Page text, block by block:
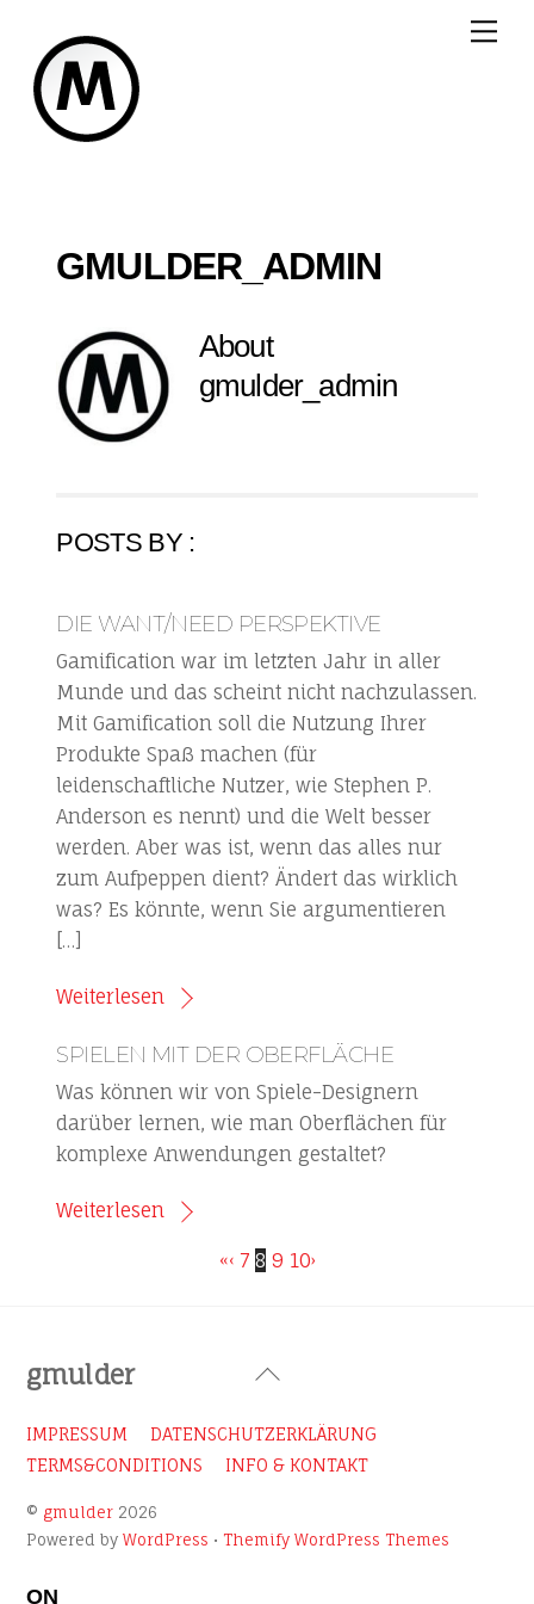
content
GMULDER_ADMIN
About
gmulder_admin
POSTS BY :
DIE WANT/NEED PERSPEKTIVE
Gamification war im letzten Jahr in aller
Munde und das scheint nicht nachzulassen.
Mit Gamification soll die Nutzung Ihrer
Produkte Spaß machen (für
leidenschaftliche Nutzer, wie Stephen P.
Anderson es nennt) und die Welt besser
werden. Aber was ist, wenn das alles nur
zum Aufpeppen dient? Ändert das wirklich
was? Es könnte, wenn Sie argumentieren
[…]
Weiterlesen
SPIELEN MIT DER OBERFLÄCHE
Was können wir von Spiele-Designern
darüber lernen, wie man Oberflächen für
komplexe Anwendungen gestaltet?
Weiterlesen
«‹ 7 8 9 10›
Back
Top
gmulder
IMPRESSUM
DATENSCHUTZERKLÄRUNG
TERMS&CONDITIONS
INFO & KONTAKT
© gmulder 2026
Powered byWordPress • Themify WordPress Themes
ON